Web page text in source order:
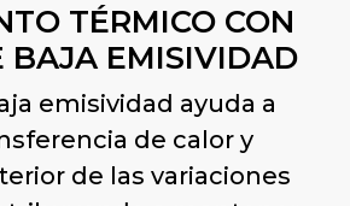
TÉRMICO CON
BAJA EMISIVIDAD
emisividad ayuda a
de calor y
de las variaciones